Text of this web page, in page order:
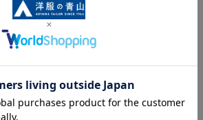
の色味が異なる場合がございます。予め
トと商品在庫を共有しております関係
タイミングにより欠品が発生し、ご注文
ございます。予めご了承ください。(お
きましても、ご注文のタイミングによっ